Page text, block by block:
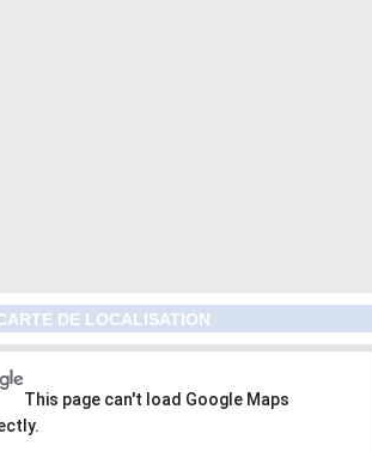
DE LOCALISATION
This page can't load Google Maps